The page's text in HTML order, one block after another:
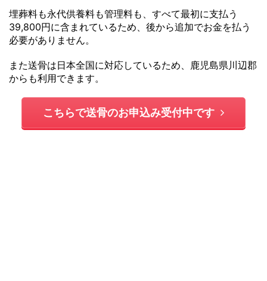
埋葬料も永代供養料も管理料も、すべて最初に支払う
39,800円に含まれているため、後から追加でお金を払う
必要がありません。
また送骨は日本全国に対応しているため、鹿児島県川辺郡
からも利用できます。
こちらで送骨のお申込み受付中です